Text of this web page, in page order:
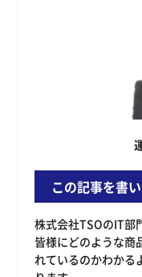
この記事を書
株式会社TSOのIT部
皆様にどのような商
れているのかわかる